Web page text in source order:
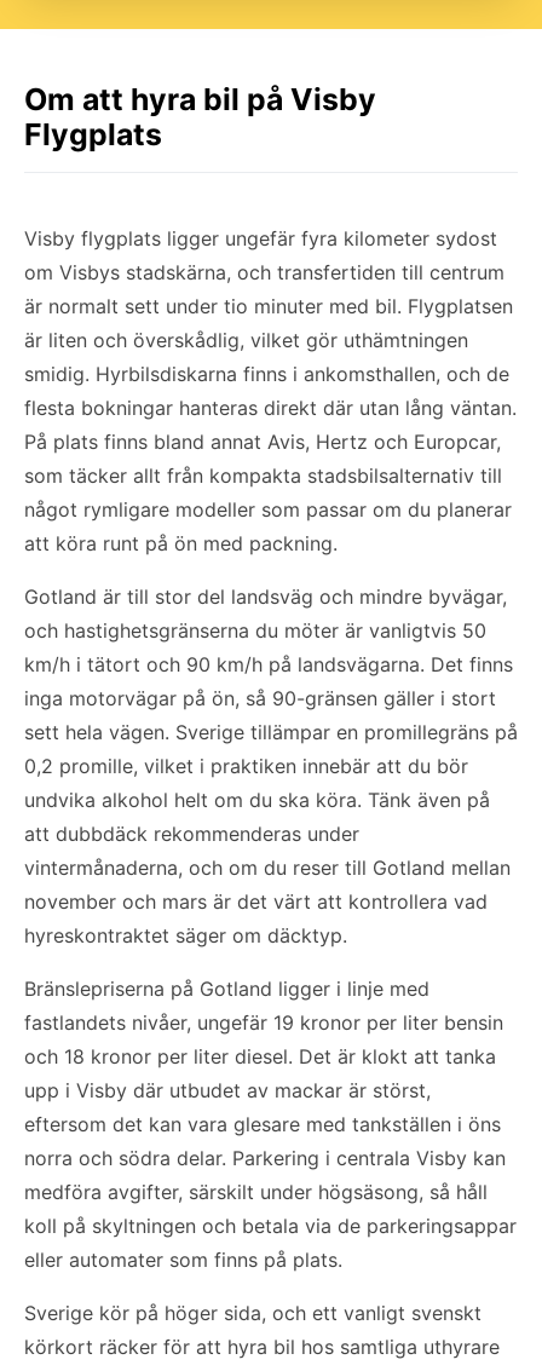
Om att hyra bil på Visby
Flygplats
Visby flygplats ligger ungefär fyra kilometer sydost
om Visbys stadskärna, och transfertiden till centrum
är normalt sett under tio minuter med bil. Flygplatsen
är liten och överskådlig, vilket gör uthämtningen
smidig. Hyrbilsdiskarna finns i ankomsthallen, och de
flesta bokningar hanteras direkt där utan lång väntan.
På plats finns bland annat Avis, Hertz och Europcar,
som täcker allt från kompakta stadsbilsalternativ till
något rymligare modeller som passar om du planerar
att köra runt på ön med packning.
Gotland är till stor del landsväg och mindre byvägar,
och hastighetsgränserna du möter är vanligtvis 50
km/h i tätort och 90 km/h på landsvägarna. Det finns
inga motorvägar på ön, så 90-gränsen gäller i stort
sett hela vägen. Sverige tillämpar en promillegräns på
0,2 promille, vilket i praktiken innebär att du bör
undvika alkohol helt om du ska köra. Tänk även på
att dubbdäck rekommenderas under
vintermånaderna, och om du reser till Gotland mellan
november och mars är det värt att kontrollera vad
hyreskontraktet säger om däcktyp.
Bränslepriserna på Gotland ligger i linje med
fastlandets nivåer, ungefär 19 kronor per liter bensin
och 18 kronor per liter diesel. Det är klokt att tanka
upp i Visby där utbudet av mackar är störst,
eftersom det kan vara glesare med tankställen i öns
norra och södra delar. Parkering i centrala Visby kan
medföra avgifter, särskilt under högsäsong, så håll
koll på skyltningen och betala via de parkeringsappar
eller automater som finns på plats.
Sverige kör på höger sida, och ett vanligt svenskt
körkort räcker för att hyra bil hos samtliga uthyrare